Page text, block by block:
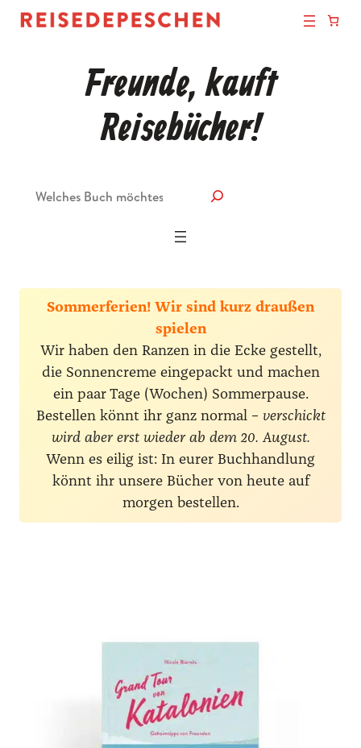
Freunde, kauft
Reisebücher!
Sommerferien! Wir sind kurz draußen
spielen
Wir haben den Ranzen in die Ecke gestellt,
die Sonnencreme eingepackt und machen
ein paar Tage (Wochen) Sommerpause.
Bestellen könnt ihr ganz normal – verschickt
wird aber erst wieder ab dem 20. August.
Wenn es eilig ist: In eurer Buchhandlung
könnt ihr unsere Bücher von heute auf
morgen bestellen.